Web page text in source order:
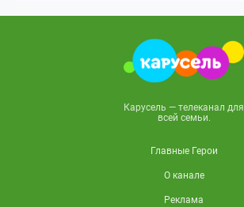
Карусель — телеканал для
всей семьи.
Главные Герои
О канале
Реклама